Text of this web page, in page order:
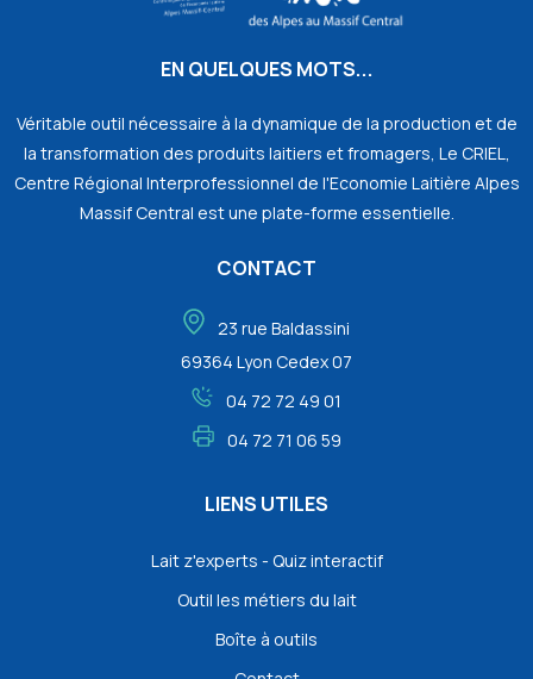
EN QUELQUES MOTS...
Véritable outil nécessaire à la dynamique de la production et de
la transformation des produits laitiers et fromagers, Le CRIEL,
Centre Régional Interprofessionnel de l'Economie Laitière Alpes
Massif Central est une plate-forme essentielle.
CONTACT
23 rue Baldassini
69364 Lyon Cedex 07
04 72 72 49 01
04 72 71 06 59
LIENS UTILES
Lait z'experts - Quiz interactif
Outil les métiers du lait
Boîte à outils